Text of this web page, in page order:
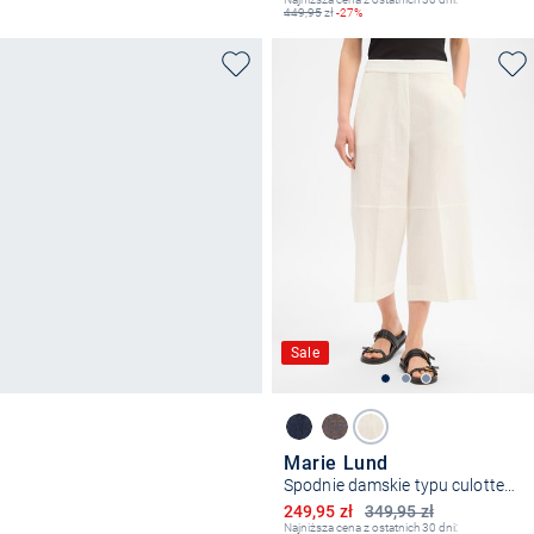
449,95zł-27%
Sale
Marie Lund
Spodnie damskie typu culottes z zawartością lnu
349,95 zł
Obniżona cena
249,95 zł
Najniższa cena z ostatnich 30 dni: